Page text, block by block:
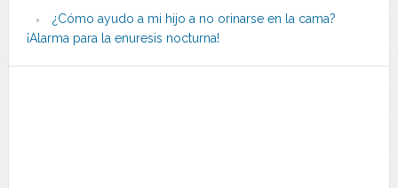
¿Cómo ayudo a mi hijo a no orinarse en la cama?
¡Alarma para la enuresis nocturna!